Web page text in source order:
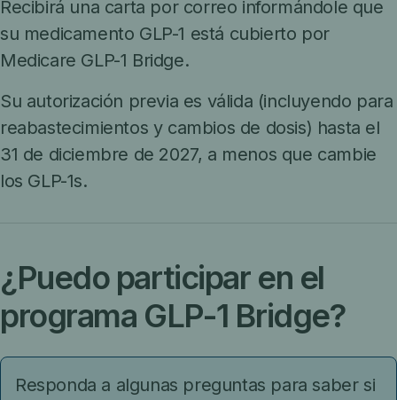
Recibirá una carta por correo informándole que
su medicamento GLP-1 está cubierto por
Medicare GLP-1 Bridge.
Su autorización previa es válida (incluyendo para
reabastecimientos y cambios de dosis) hasta el
31 de diciembre de 2027, a menos que cambie
los GLP-1s.
¿Puedo participar en el
programa GLP-1 Bridge?
Responda a algunas preguntas para saber si